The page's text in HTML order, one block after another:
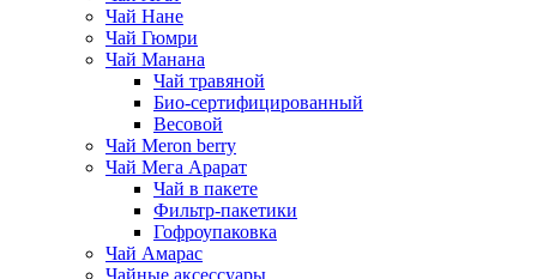
Чай Нане
Чай Гюмри
Чай Манана
Чай травяной
Био-сертифицированный
Весовой
Чай Meron berry
Чай Мега Арарат
Чай в пакете
Фильтр-пакетики
Гофроупаковка
Чай Амарас
Чайные аксессуары